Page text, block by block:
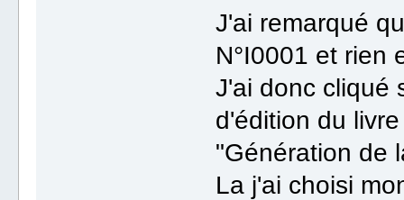
J'ai remarqué
N°I0001 et rien
J'ai donc cliqué
d'édition du
"Génération de
La j'ai choisi